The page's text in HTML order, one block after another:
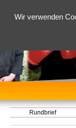
Wir verwenden
Rundbrief